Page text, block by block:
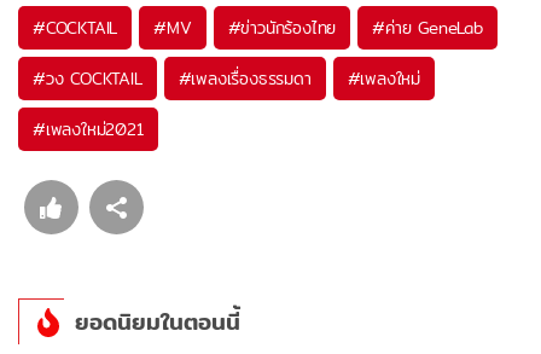
#COCKTAIL #MV #ข่าวนักร้องไทย #ค่าย GeneLab
#วง COCKTAIL #เพลงเรื่องธรรมดา #เพลงใหม่
#เพลงใหม่2021
ยอดนิยมในตอนนี้